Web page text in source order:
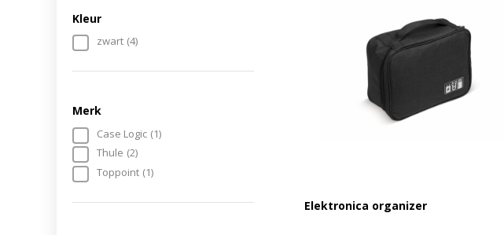
Kleur
zwart (4)
Merk
Case Logic (1)
Thule (2)
Toppoint (1)
Elektronica organizer